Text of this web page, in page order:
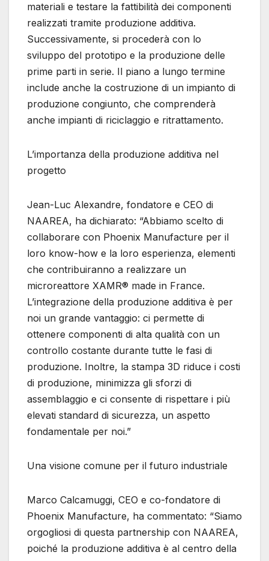
materiali e testare la fattibilità dei componenti
realizzati tramite produzione additiva.
Successivamente, si procederà con lo
sviluppo del prototipo e la produzione delle
prime parti in serie. Il piano a lungo termine
include anche la costruzione di un impianto di
produzione congiunto, che comprenderà
anche impianti di riciclaggio e ritrattamento.
L’importanza della produzione additiva nel
progetto
Jean-Luc Alexandre, fondatore e CEO di
NAAREA, ha dichiarato: “Abbiamo scelto di
collaborare con Phoenix Manufacture per il
loro know-how e la loro esperienza, elementi
che contribuiranno a realizzare un
microreattore XAMR® made in France.
L’integrazione della produzione additiva è per
noi un grande vantaggio: ci permette di
ottenere componenti di alta qualità con un
controllo costante durante tutte le fasi di
produzione. Inoltre, la stampa 3D riduce i costi
di produzione, minimizza gli sforzi di
assemblaggio e ci consente di rispettare i più
elevati standard di sicurezza, un aspetto
fondamentale per noi.”
Una visione comune per il futuro industriale
Marco Calcamuggi, CEO e co-fondatore di
Phoenix Manufacture, ha commentato: “Siamo
orgogliosi di questa partnership con NAAREA,
poiché la produzione additiva è al centro della